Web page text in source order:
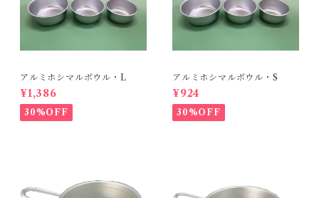
アルミホシマルボウル・L
¥1,386
30%OFF
アルミホシマルボウル・S
¥924
30%OFF